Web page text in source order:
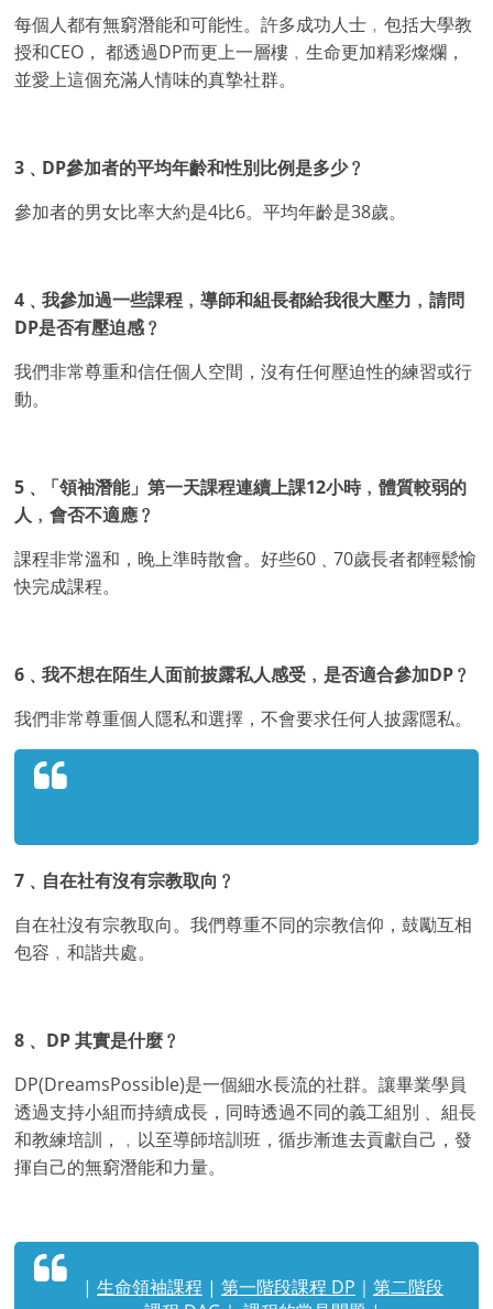
每個人都有無窮潛能和可能性。許多成功人士﹐包括大學教
授和CEO， 都透過DP而更上一層樓﹐生命更加精彩燦爛，
並愛上這個充滿人情味的真摯社群。
3﹑DP參加者的平均年齡和性別比例是多少﹖
參加者的男女比率大約是4比6。平均年齡是38歲。
4﹑我參加過一些課程﹐導師和組長都給我很大壓力﹐請問
DP是否有壓迫感﹖
我們非常尊重和信任個人空間，沒有任何壓迫性的練習或行
動。
5﹑「領袖潛能」第一天課程連續上課12小時﹐體質較弱的
人﹐會否不適應﹖
課程非常溫和，晚上準時散會。好些60﹑70歲長者都輕鬆愉
快完成課程。
6﹑我不想在陌生人面前披露私人感受﹐是否適合參加DP﹖
我們非常尊重個人隱私和選擇，不會要求任何人披露隱私。
7﹑自在社有沒有宗教取向﹖
自在社沒有宗教取向。我們尊重不同的宗教信仰，鼓勵互相
包容﹐和諧共處。
8﹑ DP 其實是什麼﹖
DP(DreamsPossible)是一個細水長流的社群。讓畢業學員
透過支持小組而持續成長，同時透過不同的義工組別﹑ 組長
和教練培訓，﹐以至導師培訓班，循步漸進去貢獻自己，發
揮自己的無窮潛能和力量。
| 生命領袖課程 | 第一階段課程 DP ｜ 第二階段